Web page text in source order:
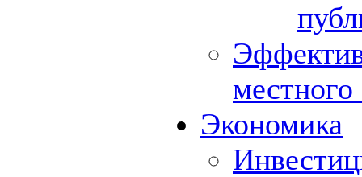
Экономика